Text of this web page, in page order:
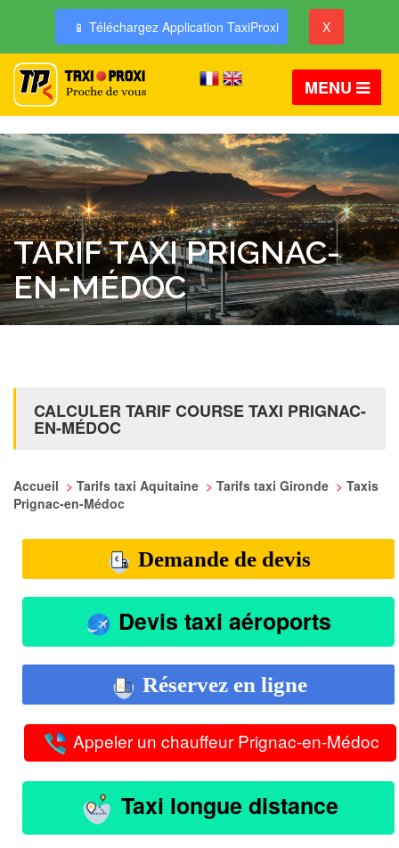
📱 Téléchargez Application TaxiProxi X
MENU
TARIF TAXI PRIGNAC-
EN-MÉDOC
CALCULER TARIF COURSE TAXI PRIGNAC-
EN-MÉDOC
Accueil > Tarifs taxi Aquitaine > Tarifs taxi Gironde > Taxis
Prignac-en-Médoc
Demande de devis
Devis taxi aéroports
Réservez en ligne
Appeler un chauffeur Prignac-en-Médoc
Taxi longue distance